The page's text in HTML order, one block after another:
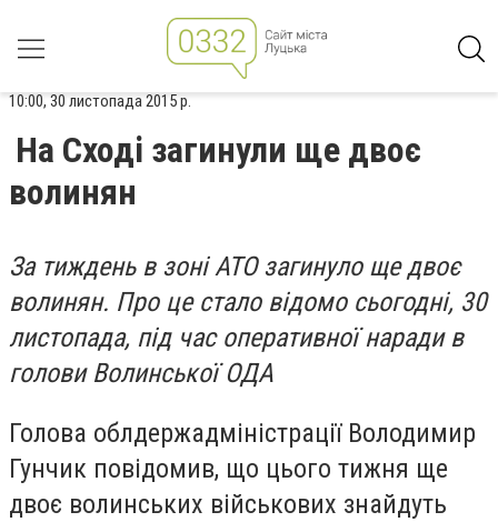
10:00, 30 листопада 2015 р.
На Сході загинули ще двоє
волинян
За тиждень в зоні АТО загинуло ще двоє
волинян. Про це стало відомо сьогодні, 30
листопада, під час оперативної наради в
голови Волинської ОДА
Голова облдержадміністрації Володимир
Гунчик повідомив, що цього тижня ще
двоє волинських військових знайдуть